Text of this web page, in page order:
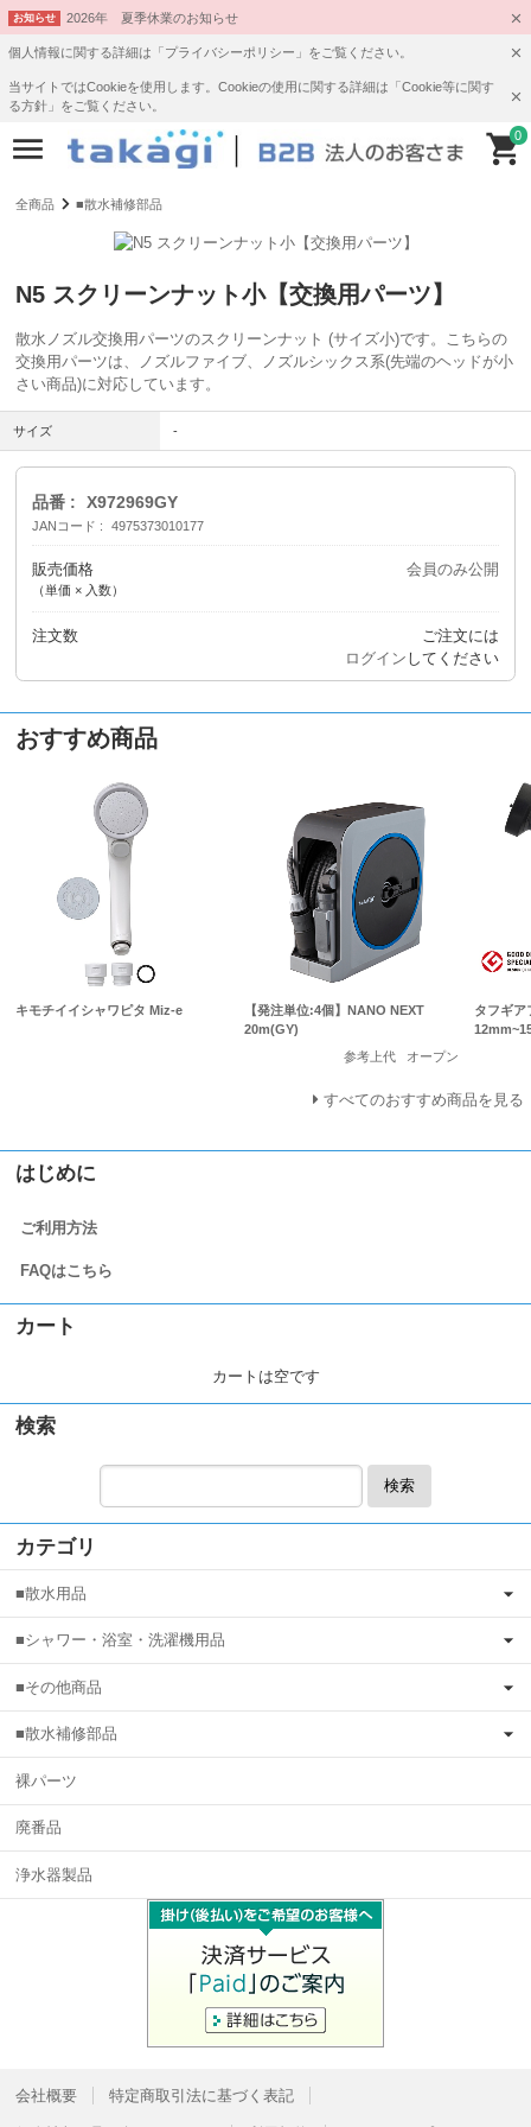
お知らせ 2026年 夏季休業のお知らせ
個人情報に関する詳細は「プライバシーポリシー」をご覧ください。
当サイトではCookieを使用します。Cookieの使用に関する詳細は「Cookie等に関す
る方針」をご覧ください。
0
全商品 ■散水補修部品
N5 スクリーンナット小【交換用パーツ】
散水ノズル交換用パーツのスクリーンナット (サイズ小)です。こちらの
交換用パーツは、ノズルファイブ、ノズルシックス系(先端のヘッドが小
さい商品)に対応しています。
サイズ -
品番 X972969GY
JANコード 4975373010177
販売価格
（単価 × 入数）
会員のみ公開
注文数
ご注文には
ログイン してください
おすすめ商品
キモチイイシャワピタ Miz-e
【発注単位:4個】NANO NEXT
20m(GY)
参考上代
オープン
タフギア
すべてのおすすめ商品を見る
はじめに
ご利用方法
FAQはこちら
カート
カートは空です
検索
検索
カテゴリ
■散水用品
■シャワー・浴室・洗濯機用品
■その他商品
■散水補修部品
裸パーツ
廃番品
浄水器製品
会社概要 特定商取引法に基づく表記